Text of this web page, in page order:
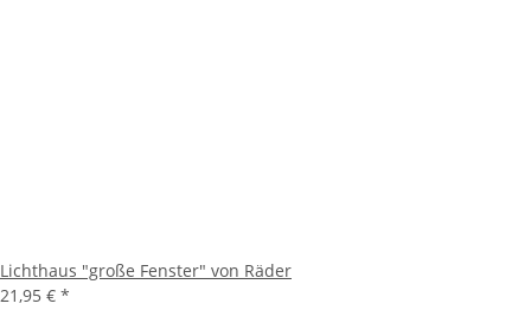
Lichthaus "große Fenster" von Räder
21,95 € *